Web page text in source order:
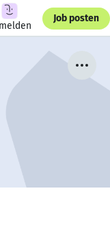
Job posten